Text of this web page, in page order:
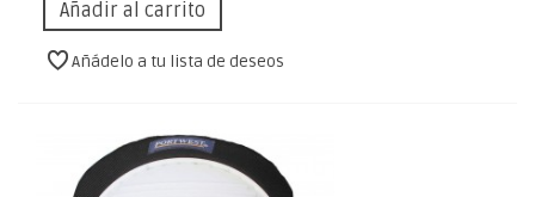
Añadir al carrito
Añádelo a tu lista de deseos